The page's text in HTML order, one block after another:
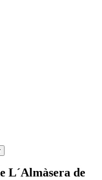
L´Almàsera de